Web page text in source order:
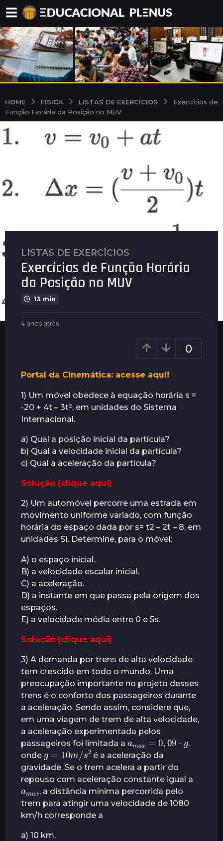
HOME FÍSICA LISTAS DE EXERCÍCIOS
Exercícios de
Função Horária da Posição no MUV
4
a
o
s
t
4
n
o
s
t
r
á
s
LISTAS DE EXERCÍCIOS
Exercícios de Função Horária
da Posição no MUV
13 min
b
m
a
r
ã
e
s
4 anos atrás
t
á
s
0
Portal da Cinemática: acesse aqui!
1) Um móvel obedece à equação horária s =
-20 + 4t – 3t², em unidades do Sistema
Internacional.
a) Qual a posição inicial da partícula?
b) Qual a velocidade inicial da partícula?
c) Qual a aceleração da partícula?
Solução (clique aqui)
2) Um automóvel percorre uma estrada em
movimento uniforme variado, com função
horária do espaço dada por s= t2 – 2t – 8, em
unidades SI. Determine, para o móvel:
A) o espaço inicial.
B) a velocidade escalar inicial.
C) a aceleração.
D) a instante em que passa pela origem dos
espaços.
E) a velocidade média entre 0 e 5s.
Solução (clique aqui)
3) A demanda por trens de alta velocidade
tem crescido em todo o mundo. Uma
preocupação importante no projeto desses
trens é o conforto dos passageiros durante
a aceleração. Sendo assim, considere que,
em uma viagem de trem de alta velocidade,
a aceleração experimentada pelos
passageiros foi limitada a
amax=0,09
g
,
onde
g=10m/s 2
é a aceleração da
gravidade. Se o trem acelera a partir do
repouso com aceleração constante igual a
am
ax
, a distância mínima percorrida pelo
trem para atingir uma velocidade de 1080
km/h corresponde a
a) 10 km.